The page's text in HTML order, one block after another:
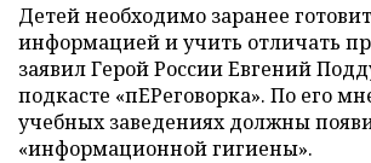
Детей необходимо заранее
информацией и учить отличать
заявил Герой России Евгений
подкасте «пЕРеговорка». По его
учебных заведениях должны
«информационной гигиены».